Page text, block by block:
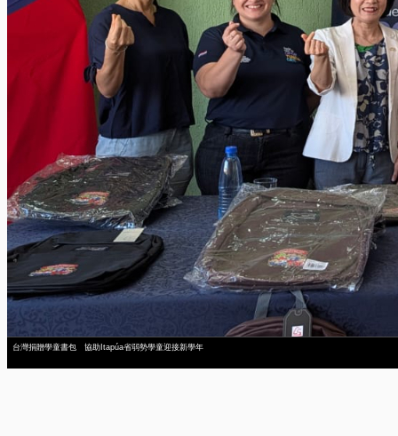
台灣捐贈學童書包 協助Itapúa省弱勢學童迎接新學年